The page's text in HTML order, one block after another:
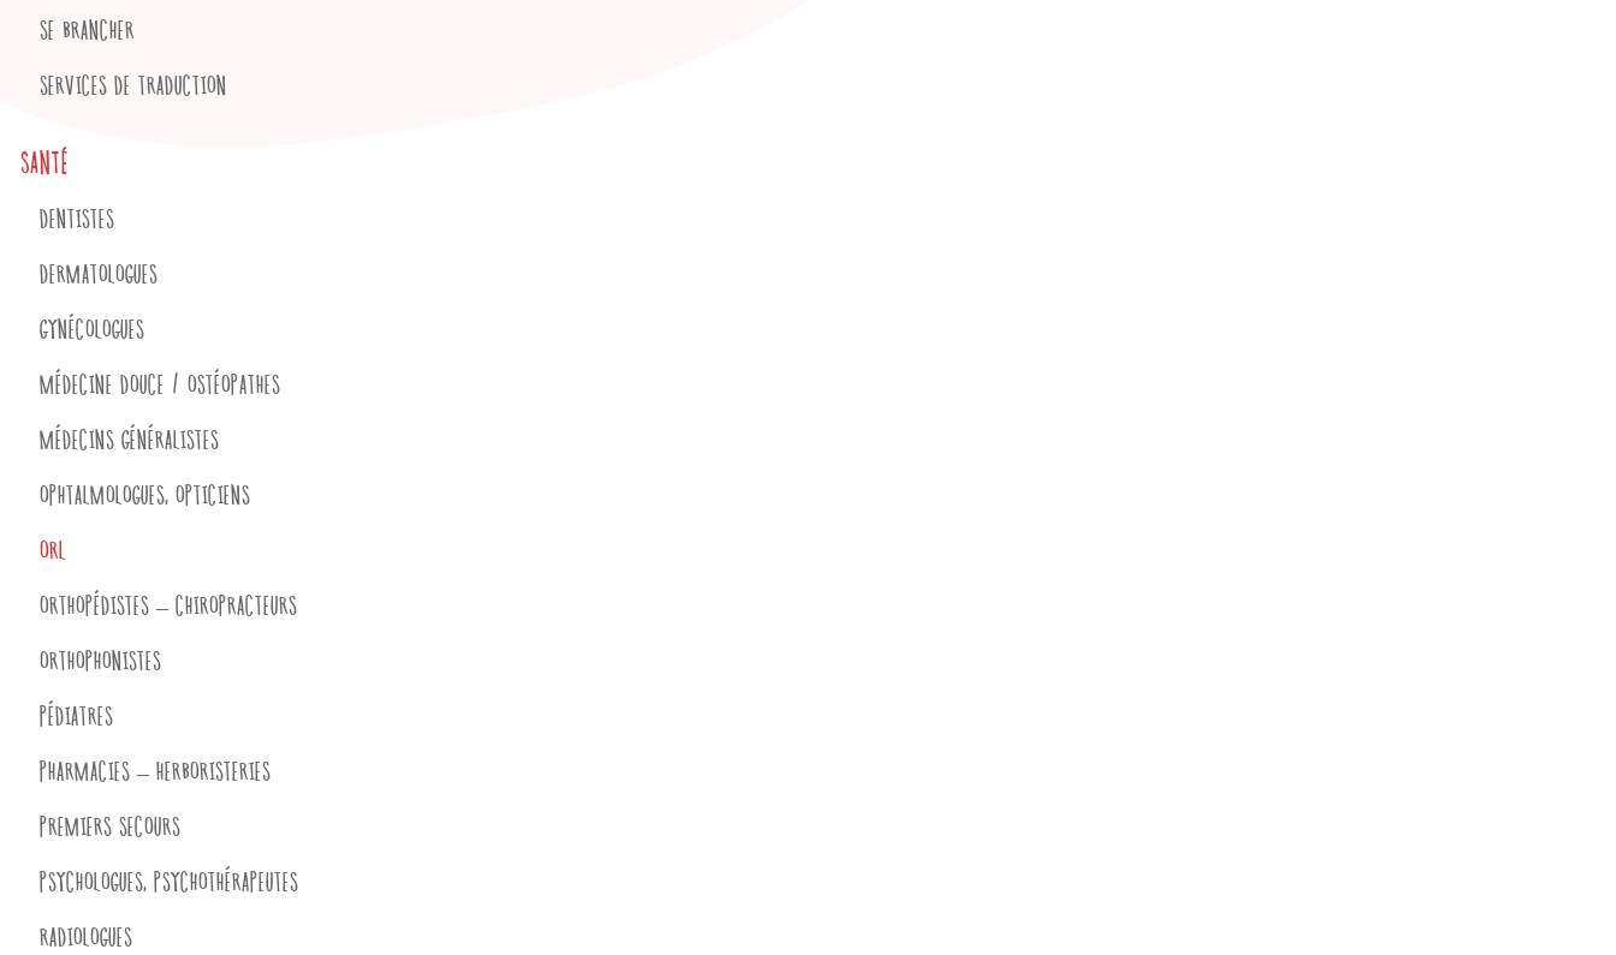
SE BRANCHER
SERVICES DE TRADUCTION
SANTÉ
DENTISTES
DERMATOLOGUES
GYNÉCOLOGUES
MÉDECINE DOUCE / OSTÉOPATHES
MÉDECINS GÉNÉRALISTES
OPHTALMOLOGUES, OPTICIENS
ORL
ORTHOPÉDISTES – CHIROPRACTEURS
ORTHOPHONISTES
PÉDIATRES
PHARMACIES – HERBORISTERIES
PREMIERS SECOURS
PSYCHOLOGUES, PSYCHOTHÉRAPEUTES
RADIOLOGUES